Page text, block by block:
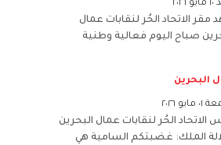
مقر الاتحاد الحُر لنقابات عمال
صباح اليوم فعالية وطنية
البحرين
٢٠٢٦
الاتحاد الحُر لنقابات عمال البحرين
الملك: غضبتكم السامية هي